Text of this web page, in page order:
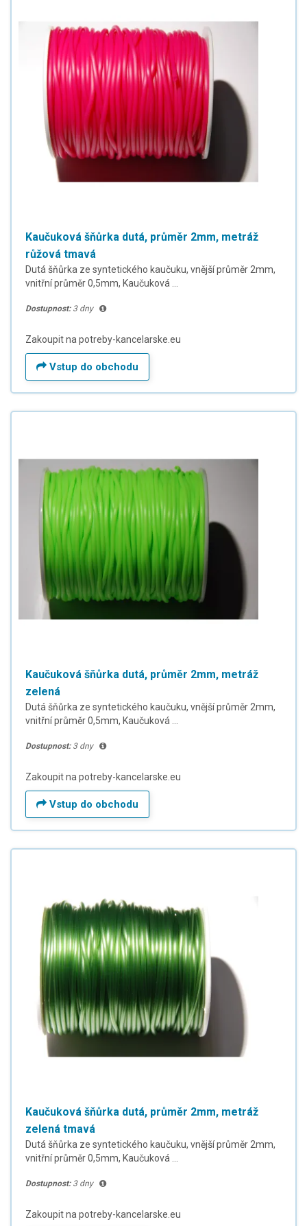
Kaučuková šňůrka dutá, průměr 2mm, metráž
růžová tmavá
Dutá šňůrka ze syntetického kaučuku, vnější průměr 2mm,
vnitřní průměr 0,5mm, Kaučuková ...
Dostupnost: 3 dny
Zakoupit na potreby-kancelarske.eu
Vstup do obchodu
Kaučuková šňůrka dutá, průměr 2mm, metráž
zelená
Dutá šňůrka ze syntetického kaučuku, vnější průměr 2mm,
vnitřní průměr 0,5mm, Kaučuková ...
Dostupnost: 3 dny
Zakoupit na potreby-kancelarske.eu
Vstup do obchodu
Kaučuková šňůrka dutá, průměr 2mm, metráž
zelená tmavá
Dutá šňůrka ze syntetického kaučuku, vnější průměr 2mm,
vnitřní průměr 0,5mm, Kaučuková ...
Dostupnost: 3 dny
Zakoupit na potreby-kancelarske.eu